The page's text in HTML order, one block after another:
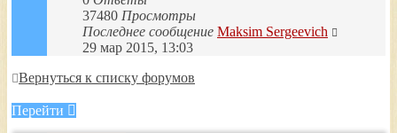
37480 Просмотры
Последнее сообщение Maksim Sergeevich
29 мар 2015, 13:03
Вернуться к списку форумов
Перейти